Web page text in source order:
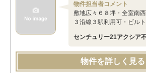
物件担当者コメント
敷地広々６８坪・全室南
３沿線３駅利用可・ビル
センチュリー21アクシア
物件を詳しく見る